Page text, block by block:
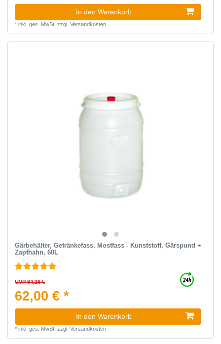
In den Warenkorb
* inkl. ges. MwSt. zzgl. Versandkosten
Gärbehälter, Getränkefass, Mostfass - Kunststoff, Gärspund +
Zapfhahn, 60L
UVP 64,26 €
62,00 € *
In den Warenkorb
* inkl. ges. MwSt. zzgl. Versandkosten